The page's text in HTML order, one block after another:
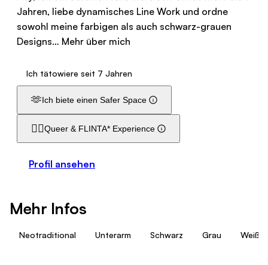
Jahren, liebe dynamisches Line Work und ordne
sowohl meine farbigen als auch schwarz-grauen
Designs… Mehr über mich
Ich tätowiere seit 7 Jahren
🫶Ich biete einen Safer Space
🏳️‍🌈Queer & FLINTA* Experience
Profil ansehen
Mehr Infos
Neotraditional Unterarm Schwarz Grau Weiß